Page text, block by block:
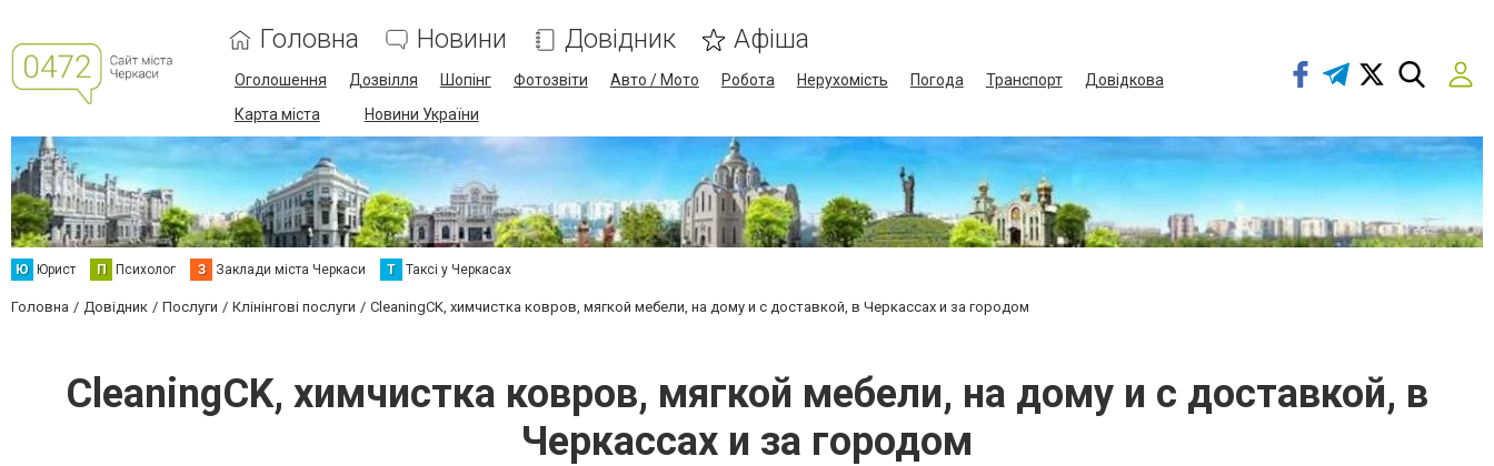
Головна Новини Довідник Афіша
Оголошення Дозвілля Шопінг Фотозвіти Авто / Мото Робота Нерухомість Погода Транспорт
Довідкова
Карта міста
Новини України
Ю Юрист П Психолог З Заклади міста Черкаси Т Таксі у Черкасах
Головна Довідник Послуги Клінінгові послуги CleaningCK, химчистка ковров, мягкой мебели, на дому и с доставкой, в Черкассах и за городом
CleaningCK, химчистка ковров, мягкой мебели, на дому и с доставкой, в
Черкассах и за городом